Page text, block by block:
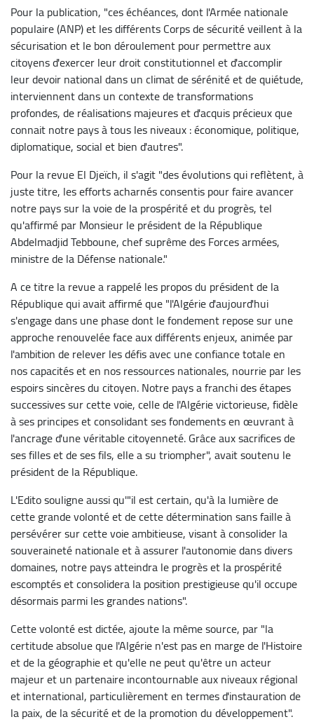
Pour la publication, "ces échéances, dont l'Armée nationale
populaire (ANP) et les différents Corps de sécurité veillent à la
sécurisation et le bon déroulement pour permettre aux
citoyens d'exercer leur droit constitutionnel et d'accomplir
leur devoir national dans un climat de sérénité et de quiétude,
interviennent dans un contexte de transformations
profondes, de réalisations majeures et d'acquis précieux que
connait notre pays à tous les niveaux : économique, politique,
diplomatique, social et bien d'autres".
Pour la revue El Djeïch, il s'agit "des évolutions qui reflètent, à
juste titre, les efforts acharnés consentis pour faire avancer
notre pays sur la voie de la prospérité et du progrès, tel
qu'affirmé par Monsieur le président de la République
Abdelmadjid Tebboune, chef suprême des Forces armées,
ministre de la Défense nationale."
A ce titre la revue a rappelé les propos du président de la
République qui avait affirmé que "l'Algérie d'aujourd'hui
s'engage dans une phase dont le fondement repose sur une
approche renouvelée face aux différents enjeux, animée par
l'ambition de relever les défis avec une confiance totale en
nos capacités et en nos ressources nationales, nourrie par les
espoirs sincères du citoyen. Notre pays a franchi des étapes
successives sur cette voie, celle de l'Algérie victorieuse, fidèle
à ses principes et consolidant ses fondements en œuvrant à
l'ancrage d'une véritable citoyenneté. Grâce aux sacrifices de
ses filles et de ses fils, elle a su triompher", avait soutenu le
président de la République.
L'Edito souligne aussi qu'"il est certain, qu'à la lumière de
cette grande volonté et de cette détermination sans faille à
persévérer sur cette voie ambitieuse, visant à consolider la
souveraineté nationale et à assurer l'autonomie dans divers
domaines, notre pays atteindra le progrès et la prospérité
escomptés et consolidera la position prestigieuse qu'il occupe
désormais parmi les grandes nations".
Cette volonté est dictée, ajoute la même source, par "la
certitude absolue que l'Algérie n'est pas en marge de l'Histoire
et de la géographie et qu'elle ne peut qu'être un acteur
majeur et un partenaire incontournable aux niveaux régional
et international, particulièrement en termes d'instauration de
la paix, de la sécurité et de la promotion du développement".